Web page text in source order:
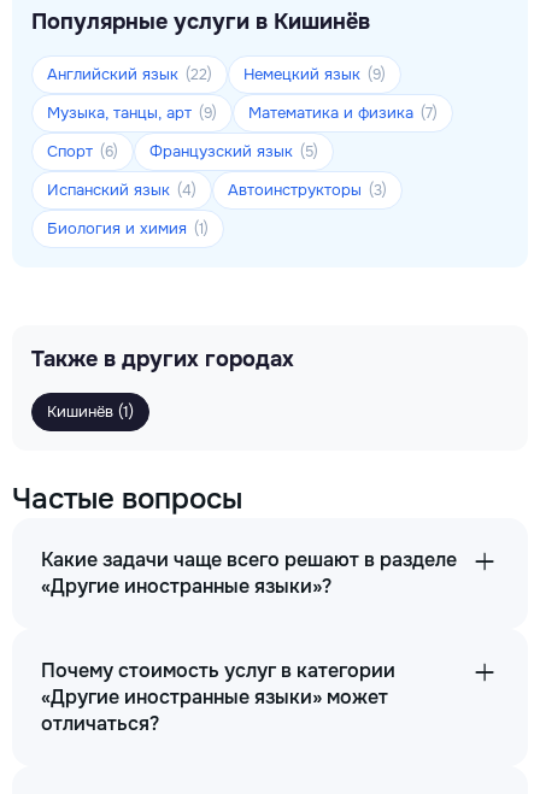
Популярные услуги в Кишинёв
Английский язык (22) Немецкий язык (9)
Музыка, танцы, арт (9) Математика и физика (7)
Спорт (6) Французский язык (5)
Испанский язык (4) Автоинструкторы (3)
Биология и химия (1)
Также в других городах
Кишинёв (1)
Частые вопросы
Какие задачи чаще всего решают в разделе
«Другие иностранные языки»?
Почему стоимость услуг в категории
«Другие иностранные языки» может
отличаться?